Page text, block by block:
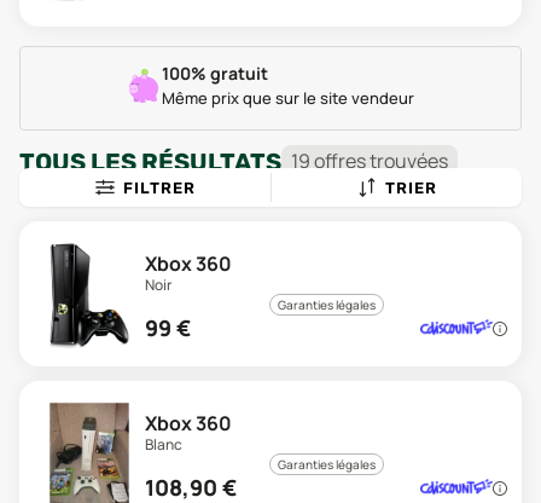
100% gratuit
Même prix que sur le site vendeur
TOUS LES RÉSULTATS 19offrestrouvées
FILTRER TRIER
Xbox 360
Noir
Garanties légales
99 €
Xbox 360
Blanc
Garanties légales
108,90 €